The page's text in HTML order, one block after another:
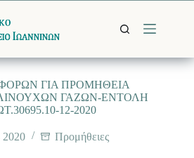
ΓΙΑ ΠΡΟΜΗΘΕΙΑ
ΓΑΖΩΝ-ΕΝΤΟΛΗ
12-2020
2020 Προμήθειες